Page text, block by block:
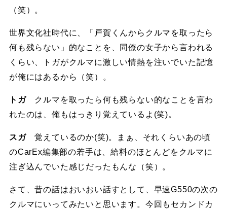
（笑）。
世界文化社時代に、「戸賀くんからクルマを取ったら
何も残らない」的なことを、同僚の女子から言われる
くらい、トガがクルマに激しい情熱を注いでいた記憶
が俺にはあるから（笑）。
トガ クルマを取ったら何も残らない的なことを言わ
れたのは、俺もはっきり覚えているよ(笑)。
スガ覚えているのか(笑)。まぁ、それくらいあの頃
のCarEx編集部の若手は、給料のほとんどをクルマに
注ぎ込んでいた感じだったもんな（笑）。
さて、昔の話はおいおい話すとして、早速G550の次の
クルマにいってみたいと思います。今回もセカンドカ